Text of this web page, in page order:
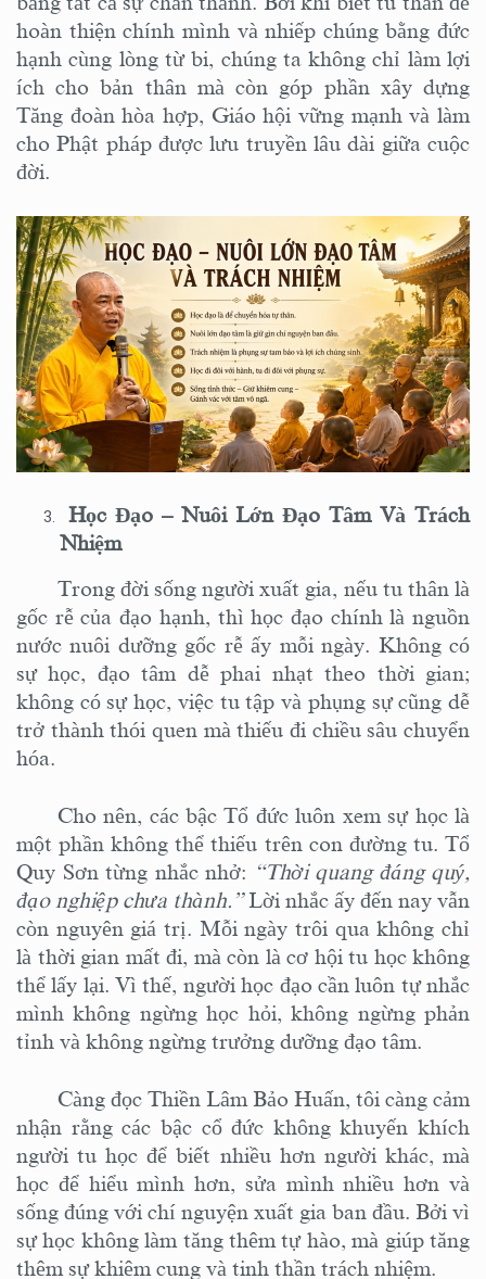
hoàn thiện chính mình và nhiếp chúng bằng đức
hạnh cùng lòng từ bi, chúng ta không chỉ làm lợi
ích cho bản thân mà còn góp phần xây dựng
Tăng đoàn hòa hợp, Giáo hội vững mạnh và làm
cho Phật pháp được lưu truyền lâu dài giữa cuộc
đời.
Học Đạo – Nuôi Lớn Đạo Tâm Và Trách
Nhiệm
Trong đời sống người xuất gia, nếu tu thân là
gốc rễ của đạo hạnh, thì học đạo chính là nguồn
nước nuôi dưỡng gốc rễ ấy mỗi ngày. Không có
sự học, đạo tâm dễ phai nhạt theo thời gian;
không có sự học, việc tu tập và phụng sự cũng dễ
trở thành thói quen mà thiếu đi chiều sâu chuyển
hóa.
Cho nên, các bậc Tổ đức luôn xem sự học là
một phần không thể thiếu trên con đường tu. Tổ
Quy Sơn từng nhắc nhở: “Thời quang đáng quý,
đạo nghiệp chưa thành.”Lời nhắc ấy đến nay vẫn
còn nguyên giá trị. Mỗi ngày trôi qua không chỉ
là thời gian mất đi, mà còn là cơ hội tu học không
thể lấy lại. Vì thế, người học đạo cần luôn tự nhắc
mình không ngừng học hỏi, không ngừng phản
tỉnh và không ngừng trưởng dưỡng đạo tâm.
Càng đọc Thiền Lâm Bảo Huấn, tôi càng cảm
nhận rằng các bậc cổ đức không khuyến khích
người tu học để biết nhiều hơn người khác, mà
học để hiểu mình hơn, sửa mình nhiều hơn và
sống đúng với chí nguyện xuất gia ban đầu. Bởi vì
sự học không làm tăng thêm tự hào, mà giúp tăng
thêm sự khiêm cung và tinh thần trách nhiệm.